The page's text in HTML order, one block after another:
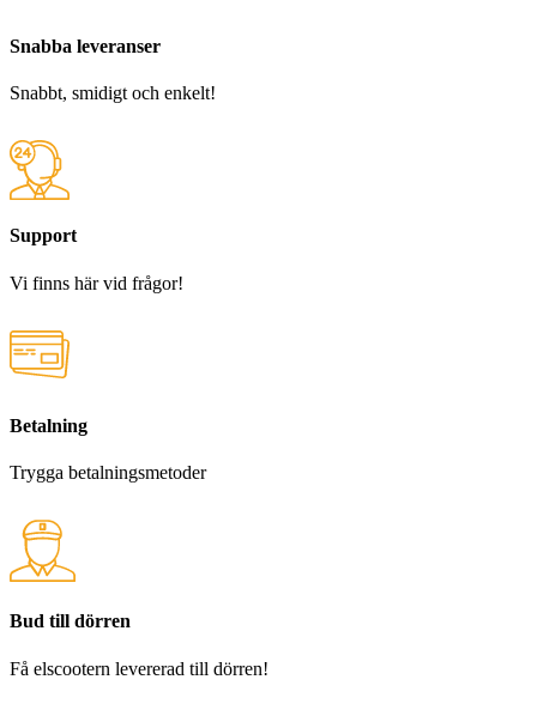
Snabba leveranser
Snabbt, smidigt och enkelt!
Support
Vi finns här vid frågor!
Betalning
Trygga betalningsmetoder
Bud till dörren
Få elscootern levererad till dörren!